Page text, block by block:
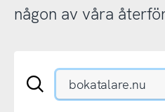
någon av våra
Sök